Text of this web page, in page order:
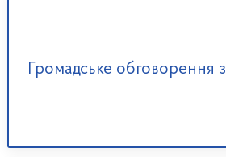
Громадське обговорення